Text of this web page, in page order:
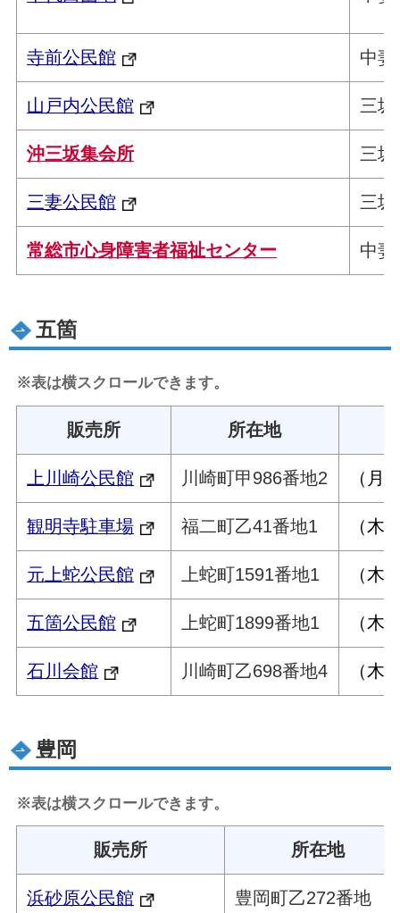
寺前公民館 中
山戸内公民館 三
沖三坂集会所 三
三妻公民館 三
常総市心身障害者福祉センター 中
五箇
※表は横スクロールできます。
販売所 所在地
上川崎公民館 川崎町甲986番地2 （月
観明寺駐車場 福二町乙41番地1 （木
元上蛇公民館 上蛇町1591番地1 （木
五箇公民館 上蛇町1899番地1 （木
石川会館 川崎町乙698番地4 （木
豊岡
※表は横スクロールできます。
販売所 所在地
浜砂原公民館 豊岡町乙272番地